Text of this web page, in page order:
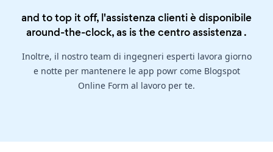
and to top it off, l'assistenza clienti è disponibile
around-the-clock, as is thecentro assistenza .
Inoltre, il nostro team di ingegneri esperti lavora giorno
e notte per mantenere le app powr come Blogspot
Online Form al lavoro per te.